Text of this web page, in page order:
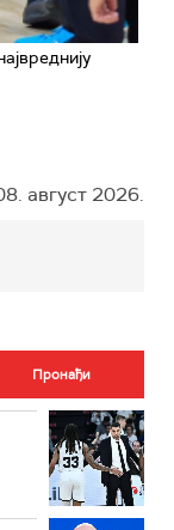
август 2026.